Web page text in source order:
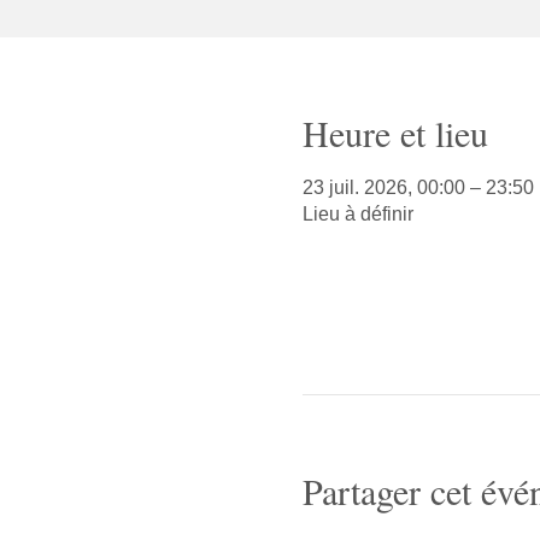
Heure et lieu
23 juil. 2026, 00:00 – 23:50
Lieu à définir
Partager cet